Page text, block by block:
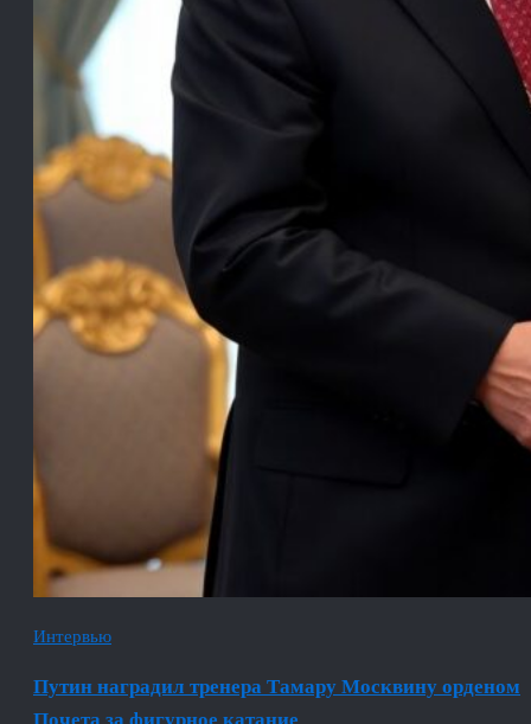
Интервью
Путин наградил тренера Тамару Москвину орденом